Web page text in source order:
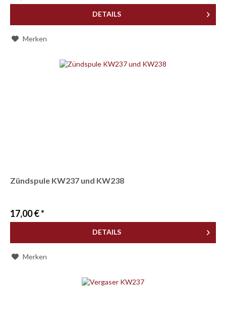
DETAILS
Merken
Zündspule KW237 und KW238
17,00 € *
DETAILS
Merken